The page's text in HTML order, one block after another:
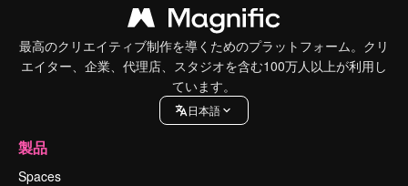
最高のクリエイティブ制作を導くためのプラットフォーム。クリ
エイター、企業、代理店、スタジオを含む100万人以上が利用し
ています。
日本語
製品
Spaces